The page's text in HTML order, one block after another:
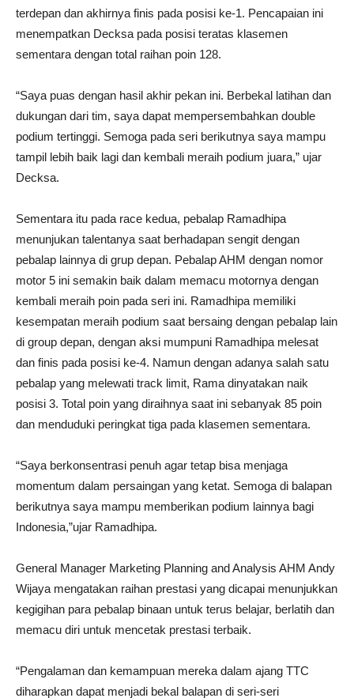
terdepan dan akhirnya finis pada posisi ke-1. Pencapaian ini
menempatkan Decksa pada posisi teratas klasemen
sementara dengan total raihan poin 128.
“Saya puas dengan hasil akhir pekan ini. Berbekal latihan dan
dukungan dari tim, saya dapat mempersembahkan double
podium tertinggi. Semoga pada seri berikutnya saya mampu
tampil lebih baik lagi dan kembali meraih podium juara,” ujar
Decksa.
Sementara itu pada race kedua, pebalap Ramadhipa
menunjukan talentanya saat berhadapan sengit dengan
pebalap lainnya di grup depan. Pebalap AHM dengan nomor
motor 5 ini semakin baik dalam memacu motornya dengan
kembali meraih poin pada seri ini. Ramadhipa memiliki
kesempatan meraih podium saat bersaing dengan pebalap lain
di group depan, dengan aksi mumpuni Ramadhipa melesat
dan finis pada posisi ke-4. Namun dengan adanya salah satu
pebalap yang melewati track limit, Rama dinyatakan naik
posisi 3. Total poin yang diraihnya saat ini sebanyak 85 poin
dan menduduki peringkat tiga pada klasemen sementara.
“Saya berkonsentrasi penuh agar tetap bisa menjaga
momentum dalam persaingan yang ketat. Semoga di balapan
berikutnya saya mampu memberikan podium lainnya bagi
Indonesia,”ujar Ramadhipa.
General Manager Marketing Planning and Analysis AHM Andy
Wijaya mengatakan raihan prestasi yang dicapai menunjukkan
kegigihan para pebalap binaan untuk terus belajar, berlatih dan
memacu diri untuk mencetak prestasi terbaik.
“Pengalaman dan kemampuan mereka dalam ajang TTC
diharapkan dapat menjadi bekal balapan di seri-seri